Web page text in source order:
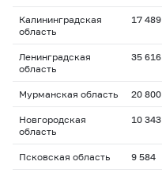
Калининградская
область
17 489
Ленинградская
область
35 616
Мурманская область 20 800
Новгородская
область
10 343
Псковская область 9 584